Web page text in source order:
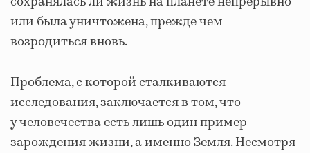
или была уничтожена, прежде чем
возродиться вновь.
Проблема, с которой сталкиваются
исследования, заключается в том, что
у человечества есть лишь один пример
зарождения жизни, а именно Земля. Несмотря